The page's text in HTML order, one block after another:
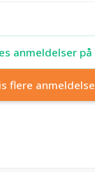
anmeldelser
flere